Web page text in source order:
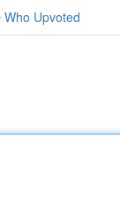
Who Upvoted